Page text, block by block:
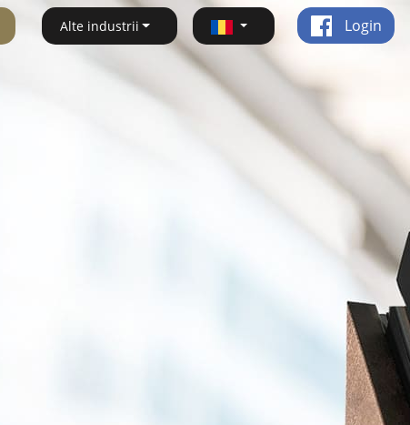
Alte industrii Login